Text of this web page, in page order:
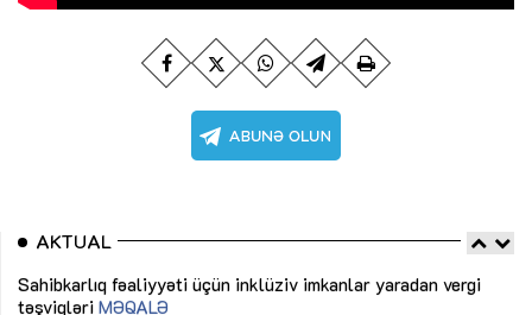
AKTUAL
Sahibkarlıq fəaliyyəti üçün inklüziv imkanlar yaradan vergi
təşviqləri MƏQALƏ